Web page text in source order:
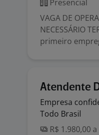
Presencial
VAGA DE
NECESSÁRIO
primeiro
Atendente
Empresa
Todo Brasil
R$ 1.980,00